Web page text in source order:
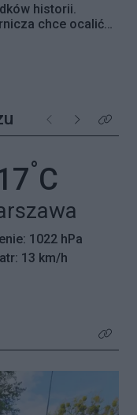
historii.
chce ocalić
strajku
Poprzednie
NastępneKliknij
°C
1022 hPa
13 km/h
Kliknij